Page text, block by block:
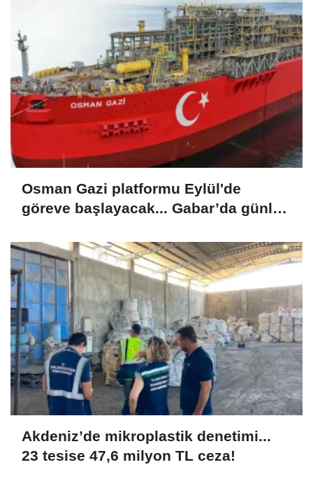
Osman Gazi platformu Eylül'de
göreve başlayacak... Gabar’da günlük
Akdeniz’de mikroplastik denetimi...
23 tesise 47,6 milyon TL ceza!